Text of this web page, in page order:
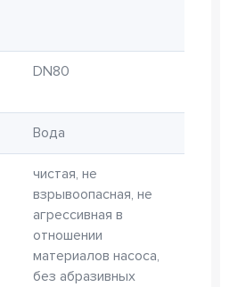
DN80
Вода
чистая, не
взрывоопасная, не
агрессивная в
отношении
материалов насоса,
без абразивных